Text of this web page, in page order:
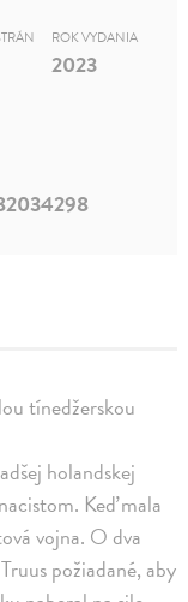
tínedžerskou
holandskej
Keď mala
vojna. O dva
požiadané, aby
ROK VYDANIA
2023